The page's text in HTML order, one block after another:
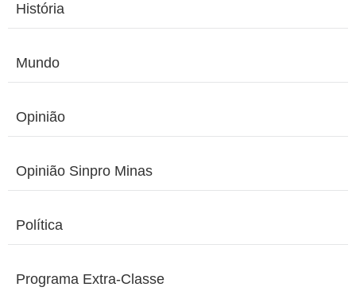
História
Mundo
Opinião
Opinião Sinpro Minas
Política
Programa Extra-Classe